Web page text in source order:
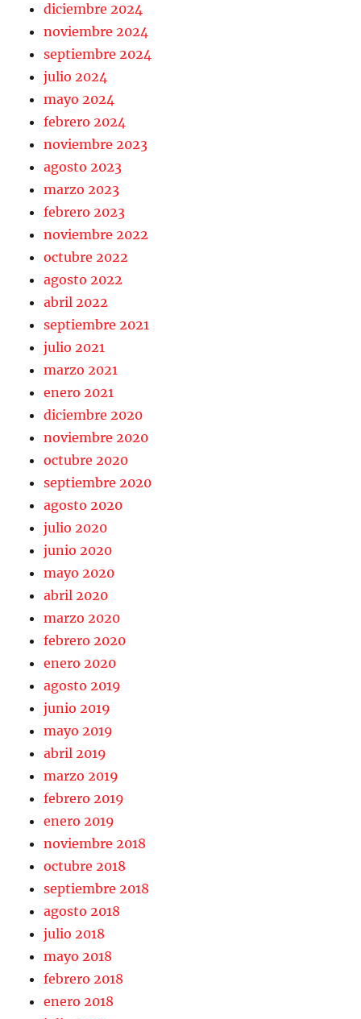
diciembre 2024
noviembre 2024
septiembre 2024
julio 2024
mayo 2024
febrero 2024
noviembre 2023
agosto 2023
marzo 2023
febrero 2023
noviembre 2022
octubre 2022
agosto 2022
abril 2022
septiembre 2021
julio 2021
marzo 2021
enero 2021
diciembre 2020
noviembre 2020
octubre 2020
septiembre 2020
agosto 2020
julio 2020
junio 2020
mayo 2020
abril 2020
marzo 2020
febrero 2020
enero 2020
agosto 2019
junio 2019
mayo 2019
abril 2019
marzo 2019
febrero 2019
enero 2019
noviembre 2018
octubre 2018
septiembre 2018
agosto 2018
julio 2018
mayo 2018
febrero 2018
enero 2018